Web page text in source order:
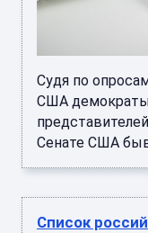
Судя по
США демократы
Сенате США
Список